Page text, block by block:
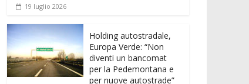
19 luglio 2026
Holding autostradale,
Europa Verde: “Non
diventi un bancomat
per la Pedemontana e
per nuove autostrade”